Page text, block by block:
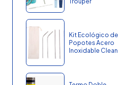
Kit Ecológico de
Popotes Acero
Inoxidable Clean